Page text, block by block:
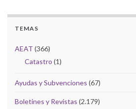
TEMAS
AEAT (366)
Catastro (1)
Ayudas y Subvenciones (67)
Boletines y Revistas (2.179)